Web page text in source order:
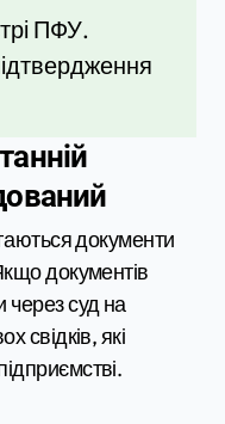
ПФУ.
документи
документів
через суд на
свідків, які